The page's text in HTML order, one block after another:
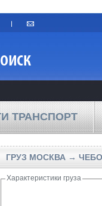
ТРАНСПОРТ
ГРУЗ МОСКВА →
Характеристики груза